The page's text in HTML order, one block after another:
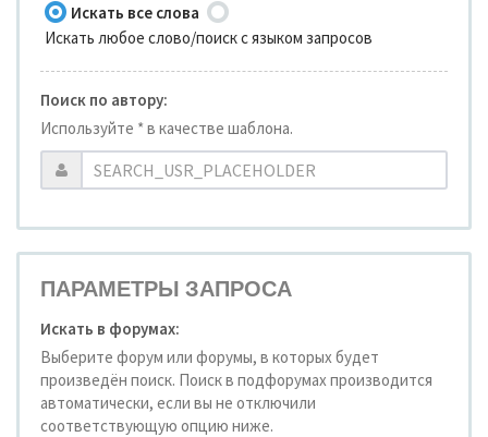
Искать все слова
Искать любое слово/поиск с языком запросов
Поиск по автору:
Используйте * в качестве шаблона.
ПАРАМЕТРЫ ЗАПРОСА
Искать в форумах:
Выберите форум или форумы, в которых будет
произведён поиск. Поиск в подфорумах производится
автоматически, если вы не отключили
соответствующую опцию ниже.